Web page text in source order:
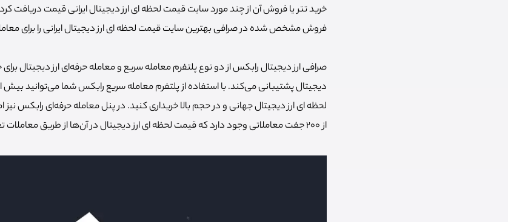
خرید تتر یا فروش آن از چند مورد سایت قیمت لحظه ای ارز دیجیتال ایرانی قیمت دریافت
فروش مشخص شده در صرافی بهترین سایت قیمت لحظه ای ارز دیجیتال ایرانی را برای
صرافی ارز دیجیتال رابکس از دو نوع پلتفرم معامله سریع و معامله حرفه‌ای ارز دیجیتال
لحظه ای ارز دیجیتال جهانی و در حجم بالا خریداری کنید. در پنل معامله حرفه‌ای رابکس نیز
از 200 جفت معاملاتی وجود دارد که قیمت لحظه ای ارز دیجیتال در آن‌ها از طریق معاملات تعیین می‌شود.